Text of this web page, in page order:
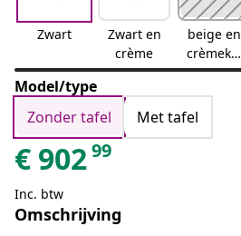
Zwart
Zwart en
crème
beige en
crèmekle
urig
Model/type
Zonder tafel
Met tafel
€ 90299
Inc. btw
Omschrijving